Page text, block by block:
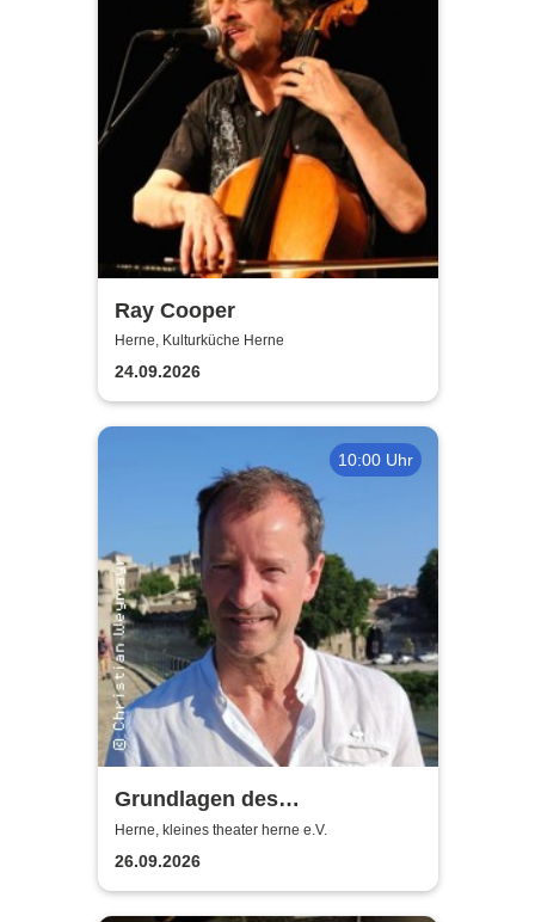
Ray Cooper
Herne, Kulturküche Herne
24.09.2026
10:00 Uhr
Grundlagen des
Schauspielens - Dr. Christian
Weymayr
Herne, kleines theater herne e.V.
26.09.2026